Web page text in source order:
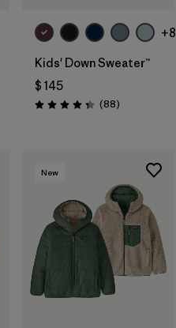
+8
Kids' Down Sweater™
$ 145
Valoración: 4.3 / 5
(88Comentarios
)
New